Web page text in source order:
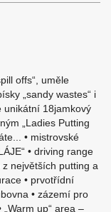
offs“, uměle
„sandy wastes“ i
unikátní 18jamkový
„Ladies Putting
• mistrovské
• driving range
největších putting a
• prvotřídní
• zázemí pro
up“ area –